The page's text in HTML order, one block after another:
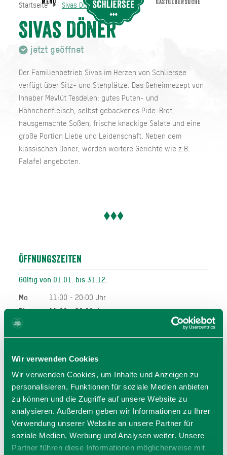
Wir verwenden Cookies
Wir verwenden Cookies, um Inhalte und Anzeigen zu
personalisieren, Funktionen für soziale Medien anbieten
zu können und die Zugriffe auf unsere Website zu
analysieren. Außerdem geben wir Informationen zu Ihrer
Verwendung unserer Website an unsere Partner für
soziale Medien, Werbung und Analysen weiter. Unsere
Partner führen diese Informationen möglicherweise mit
Startseite Sivas Döner
Sivas Döner
jetzt geöffnet
Der Familienbetrieb Sivas im Herzen von Schliersee
verfügt über Sitz- und Stehplätze. Das Geheimrezept von
Inhaber Mevlüt Tesdelen: gutes Puten- und
Hähnchenfleisch, selbst gebackenes Pide-Brot,
hausgemachte Soßen, frische knackige Salate und eine
große Portion Liebe und Leidenschaft. Neben dem
klassischen Döner, werden weitere Gerichte wie z.B.
Falafel angeboten.
Öffnungszeiten
Gültig von 01.01. bis 31.12.
Mo
11:00 - 20:00 Uhr
Di
11:00 - 20:00 Uhr
Mi
Do
11:00 - 20:00 Uhr
11:00 - 20:00 Uhr
Allgemeiner Hinweis:
Bei den hier angegeben Öffnungszeiten handelt es sich
um die regulären Öffnungszeiten.
Kurzfristige Änderungen sowie Urlaubszeiten erfahren Sie
auf der Homepage des Anbieters (siehe Link) oder
Startseite Sivas Döner
MENU GASTGEBERSUCHE